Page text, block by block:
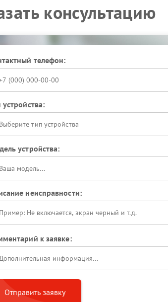
консультацию
телефон:
устройства:
Выберите тип устройства
устройства:
неисправности:
к заявке:
Отправить заявку